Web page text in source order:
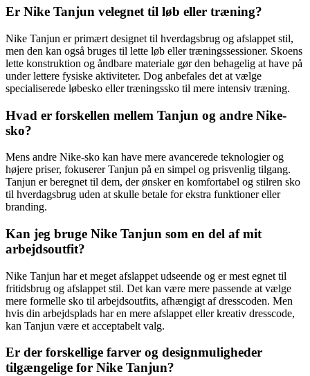
Er Nike Tanjun velegnet til løb eller træning?
Nike Tanjun er primært designet til hverdagsbrug og afslappet stil,
men den kan også bruges til lette løb eller træningssessioner. Skoens
lette konstruktion og åndbare materiale gør den behagelig at have på
under lettere fysiske aktiviteter. Dog anbefales det at vælge
specialiserede løbesko eller træningssko til mere intensiv træning.
Hvad er forskellen mellem Tanjun og andre Nike-
sko?
Mens andre Nike-sko kan have mere avancerede teknologier og
højere priser, fokuserer Tanjun på en simpel og prisvenlig tilgang.
Tanjun er beregnet til dem, der ønsker en komfortabel og stilren sko
til hverdagsbrug uden at skulle betale for ekstra funktioner eller
branding.
Kan jeg bruge Nike Tanjun som en del af mit
arbejdsoutfit?
Nike Tanjun har et meget afslappet udseende og er mest egnet til
fritidsbrug og afslappet stil. Det kan være mere passende at vælge
mere formelle sko til arbejdsoutfits, afhængigt af dresscoden. Men
hvis din arbejdsplads har en mere afslappet eller kreativ dresscode,
kan Tanjun være et acceptabelt valg.
Er der forskellige farver og designmuligheder
tilgængelige for Nike Tanjun?